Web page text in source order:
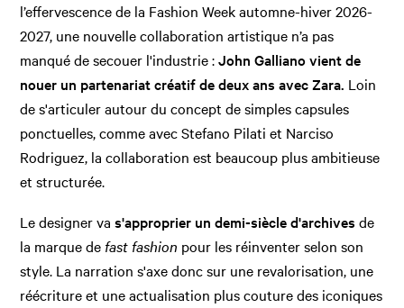
l’effervescence de la Fashion Week automne-hiver 2026-
2027, une nouvelle collaboration artistique n’a pas
manqué de secouer l'industrie :John Galliano vient de
nouer un partenariat créatif de deux ans avec Zara. Loin
de s'articuler autour du concept de simples capsules
ponctuelles, comme avec Stefano Pilati et Narciso
Rodriguez, la collaboration est beaucoup plus ambitieuse
et structurée.
Le designer vas'approprier un demi-siècle d'archives de
la marque de fast fashion pour les réinventer selon son
style. La narration s'axe donc sur une revalorisation, une
réécriture et une actualisation plus couture des iconiques